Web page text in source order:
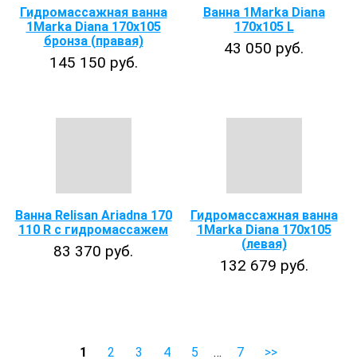
Гидромассажная ванна
1Marka Diana 170х105
бронза (правая)
145 150 руб.
Ванна 1Marka Diana
170x105 L
43 050 руб.
Ванна Relisan Ariadna 170
110 R с гидромассажем
83 370 руб.
Гидромассажная ванна
1Marka Diana 170х105
(левая)
132 679 руб.
1 2 3 4 5 … 7 >>